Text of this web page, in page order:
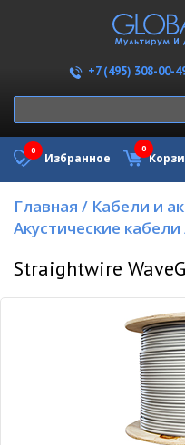
+7 (495) 308-00-
Избранное
0 0
Главная / Кабели и
Акустические кабели
Straightwire